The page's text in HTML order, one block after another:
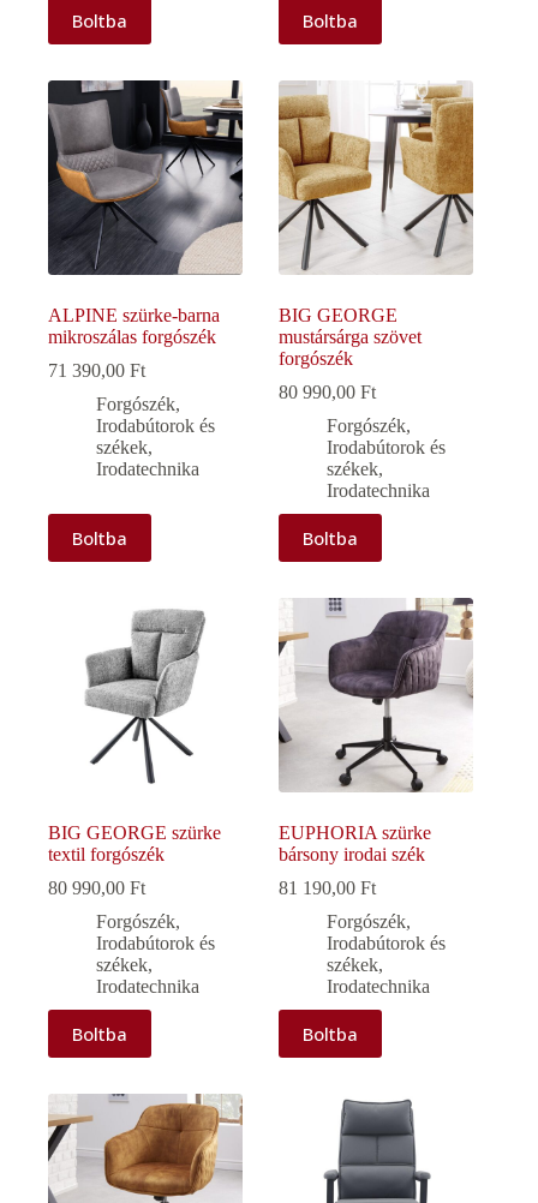
Boltba Boltba
ALPINE szürke-barna
mikroszálas forgószék
71 390,00 Ft
Forgószék,
Irodabútorok és
székek,
Irodatechnika
Boltba
BIG GEORGE
mustársárga szövet
forgószék
80 990,00Ft
Forgószék,
Irodabútorok és
székek,
Irodatechnika
Boltba
BIG GEORGE szürke
textil forgószék
80 990,00 Ft
Forgószék,
Irodabútorok és
székek,
Irodatechnika
Boltba
EUPHORIA szürke
bársony irodai szék
81 190,00Ft
Forgószék,
Irodabútorok és
székek,
Irodatechnika
Boltba